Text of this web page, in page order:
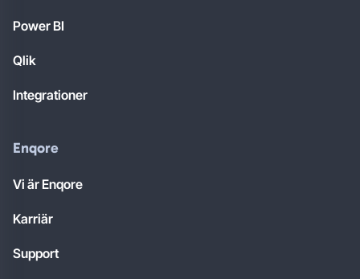
Power BI
Qlik
Integrationer
Enqore
Vi är Enqore
Karriär
Support